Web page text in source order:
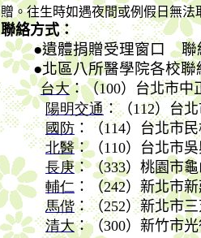
贈。往生時如遇夜間或例假日無法
聯絡方式：
●遺體捐贈受理窗口 聯
●北區八所醫學院各校聯
台大：（100）台北市中
陽明交通：（112）台
國防 ：（114）台北市
北醫：（110）台北市
長庚：（333）桃園市
輔仁 ：（242）新北市
馬偕：（252）新北市
清大：（300）新竹市